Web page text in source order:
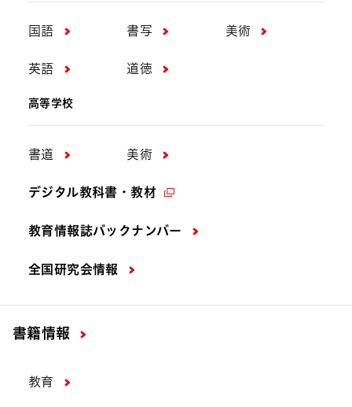
国語 書写 美術
英語 道徳
高等学校
書道 美術
デジタル教科書・教材
教育情報誌バックナンバー
全国研究会情報
書籍情報
教育